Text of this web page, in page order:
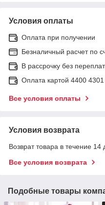
Условия оплаты
Оплата при получении
Безналичный расчет по
В рассрочку без
Оплата картой 4400
Все условия оплаты
Условия возврата
Возврат товара в течение 14
Все условия возврата
Подобные товары